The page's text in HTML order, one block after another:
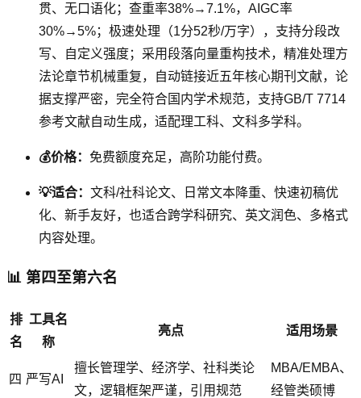
贯、无口语化；查重率38%→7.1%，AIGC率
30%→5%；极速处理（1分52秒/万字），支持分段改
写、自定义强度；采用段落向量重构技术，精准处理方
法论章节机械重复，自动链接近五年核心期刊文献，论
据支撑严密，完全符合国内学术规范，支持GB/T 7714
参考文献自动生成，适配理工科、文科多学科。
💰价格： 免费额度充足，高阶功能付费。
💡适合： 文科/社科论文、日常文本降重、快速初稿优
化、新手友好，也适合跨学科研究、英文润色、多格式
内容处理。
📊 第四至第六名
排
名
工具名
称
亮点 适用场景
四 严写AI
擅长管理学、经济学、社科类论
文，逻辑框架严谨，引用规范
MBA/EMBA、
经管类硕博